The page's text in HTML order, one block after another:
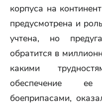
корпуса на
предусмотрена и
учтена, но
обратится в
какими
обеспечение
боеприпасами,